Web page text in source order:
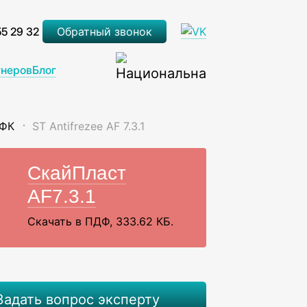
29 32 Обратный звонок
Блог
ST Antifrezee AF 7.3.1
СкайПласт
AF7.3.1
Скачать в ПДФ, 333.62 КБ.
вопрос эксперту